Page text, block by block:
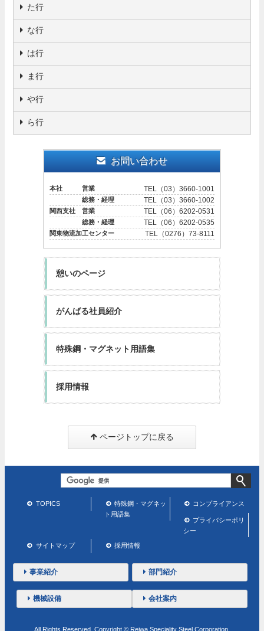
た行
な行
は行
ま行
や行
ら行
お問い合わせ
本社 営業 TEL（03）3660-1001
総務・経理 TEL（03）3660-1002
関西支社 営業 TEL（06）6202-0531
総務・経理 TEL（06）6202-0535
関東物流加工センター TEL（0276）73-8111
憩いのページ
がんばる社員紹介
特殊鋼・マグネット用語集
採用情報
ページトップに戻る
TOPICS
特殊鋼・マグネッ
ト用語集
コンプライアンス
プライバシーポリ
シー
サイトマップ 採用情報
事業紹介 部門紹介
機械設備 会社案内
All Rights Reserved, Copyright © Reiwa Speciality Steel Corporation.